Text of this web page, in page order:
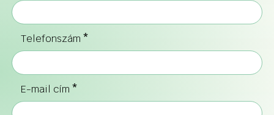
Telefonszám *
E-mail cím *